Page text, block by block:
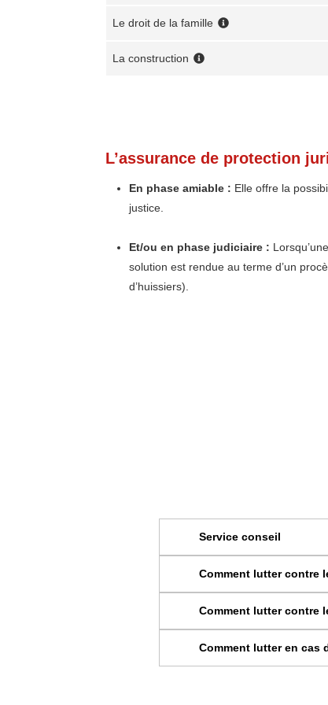
Le droit de la famille
La construction
L’assurance de protection
En phase amiable : Elle offre la
justice.
Et/ou en phase judiciaire :
solution est rendue au terme d’un
d’huissiers).
Service conseil
Comment lutter contre
Comment lutter contre
Comment lutter en cas